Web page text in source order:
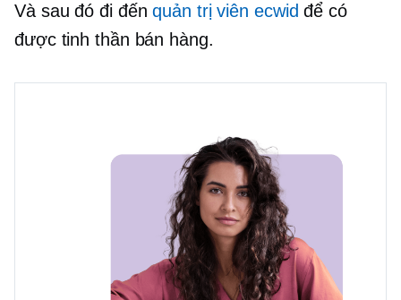
Và sau đó đi đếnquản trị viên ecwid để có
được tinh thần bán hàng.